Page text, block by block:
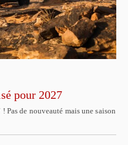
pour 2027
de nouveauté mais une saison